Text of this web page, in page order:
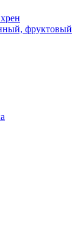
фруктовый